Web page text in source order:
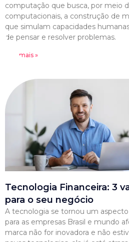
computação que busca, por meio
computacionais, a construção de
que simulam capacidades
de pensar e resolver problemas.
Leia mais »
Tecnologia Financeira: 3
para o seu negócio
A tecnologia se tornou um
para as empresas Brasil e mundo
marca não for inovadora e não